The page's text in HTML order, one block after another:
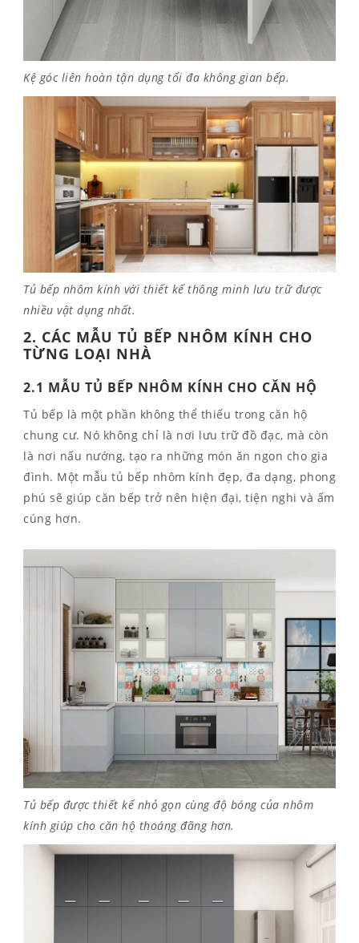
Kệ góc liên hoàn tận dụng tối đa không gian bếp.
Tủ bếp nhôm kính với thiết kế thông minh lưu trữ được
nhiều vật dụng nhất.
2. CÁC MẪU TỦ BẾP NHÔM KÍNH CHO
TỪNG LOẠI NHÀ
2.1 MẪU TỦ BẾP NHÔM KÍNH CHO CĂN HỘ
Tủ bếp là một phần không thể thiếu trong căn hộ
chung cư. Nó không chỉ là nơi lưu trữ đồ đạc, mà còn
là nơi nấu nướng, tạo ra những món ăn ngon cho gia
đình. Một mẫu tủ bếp nhôm kính đẹp, đa dạng, phong
phú sẽ giúp căn bếp trở nên hiện đại, tiện nghi và ấm
cúng hơn.
Tủ bếp được thiết kế nhỏ gọn cùng độ bóng của nhôm
kính giúp cho căn hộ thoáng đãng hơn.